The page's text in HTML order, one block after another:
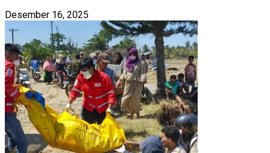
Desember 16, 2025